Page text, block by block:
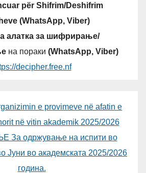
për Shifrim/Deshifrim
(WhatsApp, Viber)
алатка за шифрирање/
на пораки (WhatsApp, Viber)
decipher.free.nf
e provimeve në afatin e
në vitin akademik 2025/2026
За одржување на испити во
Јуни во академската 2025/2026
година.